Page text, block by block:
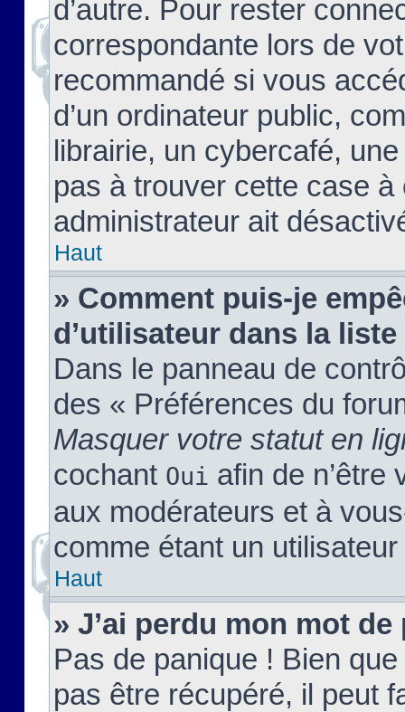
d’autre. Pour rester
correspondante lors de
recommandé si vous
d’un ordinateur public,
librairie, un cybercafé,
pas à trouver cette case à
administrateur ait
Haut
» Comment puis-je
d’utilisateur dans la
Dans le panneau de
des « Préférences du
Masquer votre statut en
cochant Oui afin de n’être
aux modérateurs et à
comme étant un
Haut
» J’ai perdu mon mot de
Pas de panique ! Bien
pas être récupéré, il peut